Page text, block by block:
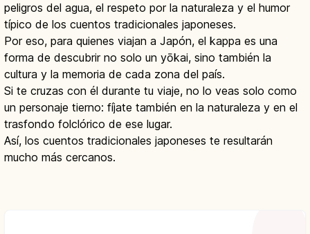
peligros del agua, el respeto por la naturaleza y el humor
típico de los cuentos tradicionales japoneses.
Por eso, para quienes viajan a Japón, el kappa es una
forma de descubrir no solo un yōkai, sino también la
cultura y la memoria de cada zona del país.
Si te cruzas con él durante tu viaje, no lo veas solo como
un personaje tierno: fíjate también en la naturaleza y en el
trasfondo folclórico de ese lugar.
Así, los cuentos tradicionales japoneses te resultarán
mucho más cercanos.